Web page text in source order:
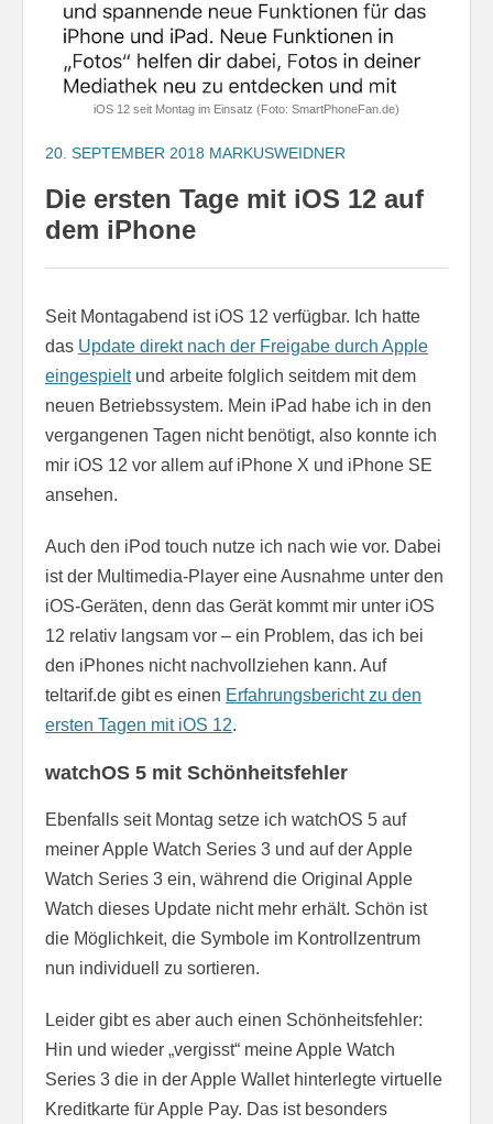
iOS 12 seit Montag im Einsatz (Foto: SmartPhoneFan.de)
20. SEPTEMBER 2018 MARKUSWEIDNER
Die ersten Tage mit iOS 12 auf
dem iPhone
Seit Montagabend ist iOS 12 verfügbar. Ich hatte
das Update direkt nach der Freigabe durch Apple
eingespieltund arbeite folglich seitdem mit dem
neuen Betriebssystem. Mein iPad habe ich in den
vergangenen Tagen nicht benötigt, also konnte ich
mir iOS 12 vor allem auf iPhone X und iPhone SE
ansehen.
Auch den iPod touch nutze ich nach wie vor. Dabei
ist der Multimedia-Player eine Ausnahme unter den
iOS-Geräten, denn das Gerät kommt mir unter iOS
12 relativ langsam vor – ein Problem, das ich bei
den iPhones nicht nachvollziehen kann. Auf
teltarif.de gibt es einen Erfahrungsbericht zu den
ersten Tagen mit iOS 12.
watchOS 5 mit Schönheitsfehler
Ebenfalls seit Montag setze ich watchOS 5 auf
meiner Apple Watch Series 3 und auf der Apple
Watch Series 3 ein, während die Original Apple
Watch dieses Update nicht mehr erhält. Schön ist
die Möglichkeit, die Symbole im Kontrollzentrum
nun individuell zu sortieren.
Leider gibt es aber auch einen Schönheitsfehler:
Hin und wieder „vergisst“ meine Apple Watch
Series 3 die in der Apple Wallet hinterlegte virtuelle
Kreditkarte für Apple Pay. Das ist besonders